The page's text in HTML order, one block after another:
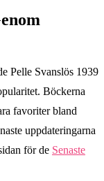
Pelle Svanslös 1939
Böckerna
favoriter bland
uppdateringarna
för de Senaste